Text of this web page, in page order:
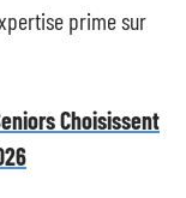
prime sur
Choisissent